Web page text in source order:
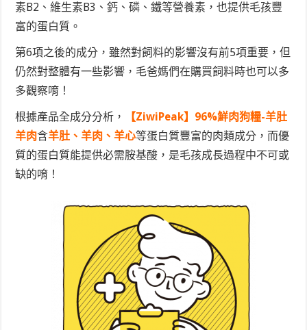
素B2、維生素B3、鈣、磷、鐵等營養素，也提供毛孩豐
富的蛋白質。
第6項之後的成分，雖然對飼料的影響沒有前5項重要，但
仍然對整體有一些影響，毛爸媽們在購買飼料時也可以多
多觀察唷！
根據產品全成分分析，
【ZiwiPeak】96%鮮肉狗糧-羊肚
羊肉含羊肚、羊肉、羊心等蛋白質豐富的肉類成分，而優
質的蛋白質能提供必需胺基酸，是毛孩成長過程中不可或
缺的唷！